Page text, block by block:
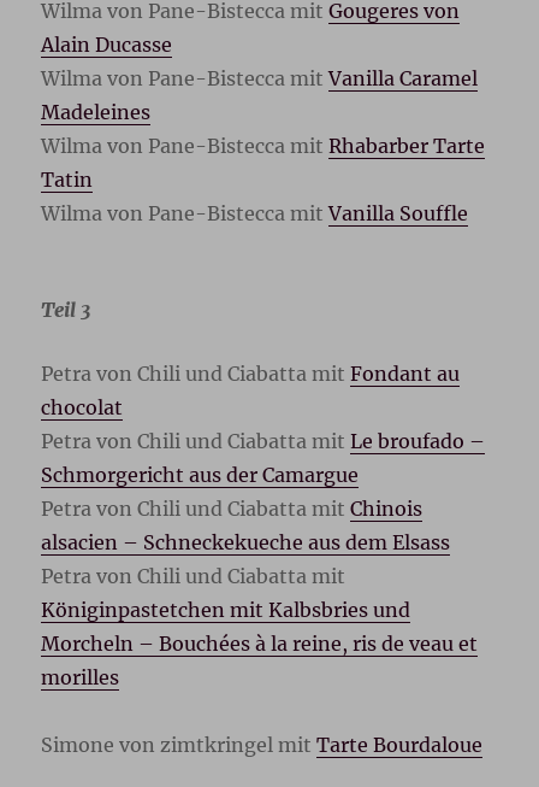
Wilma von Pane-Bistecca mitGougeres von
Alain Ducasse
Wilma von Pane-Bistecca mitVanilla Caramel
Madeleines
Wilma von Pane-Bistecca mitRhabarber Tarte
Tatin
Wilma von Pane-Bistecca mitVanilla Souffle
Teil 3
Petra von Chili und Ciabatta mitFondant au
chocolat
Petra von Chili und Ciabatta mitLe broufado –
Schmorgericht aus der Camargue
Petra von Chili und Ciabatta mitChinois
alsacien – Schneckekueche aus dem Elsass
Petra von Chili und Ciabatta mit
Königinpastetchen mit Kalbsbries und
Morcheln – Bouchées à la reine, ris de veau et
morilles
Simone von zimtkringel mitTarte Bourdaloue